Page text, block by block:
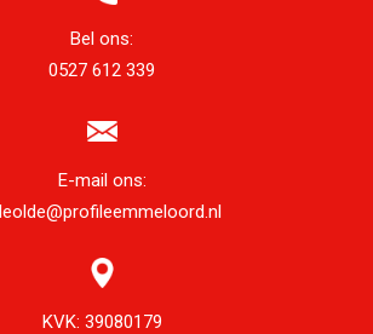
Bel ons:
0527 612 339
E-mail ons:
KVK: 39080179